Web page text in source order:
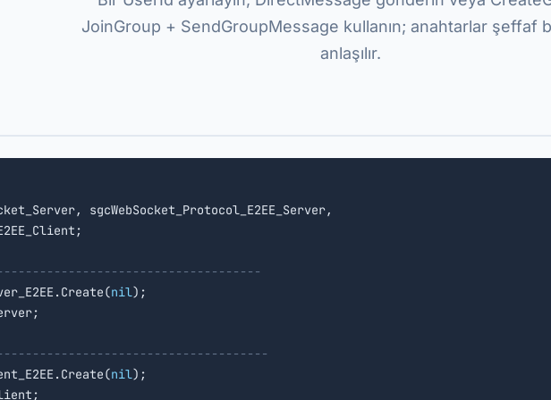
JoinGroup + SendGroupMessage kullanın; anahtarlar şeffaf
anlaşılır.
sgcWebSocket_Protocol_E2EE_Server,
nil);
nil);